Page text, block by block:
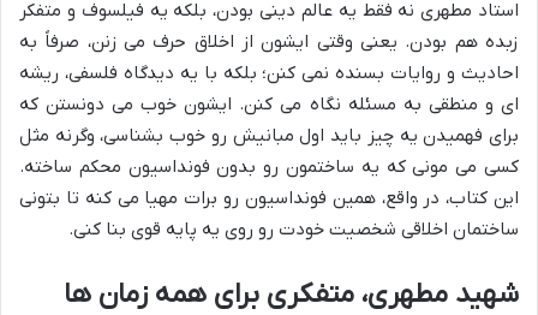
استاد مطهری نه فقط یه عالم دینی بودن، بلکه یه فیلسوف و متفکر
زبده هم بودن. یعنی وقتی ایشون از اخلاق حرف می زنن، صرفاً به
احادیث و روایات بسنده نمی کنن؛ بلکه با یه دیدگاه فلسفی، ریشه
ای و منطقی به مسئله نگاه می کنن. ایشون خوب می دونستن که
برای فهمیدن یه چیز باید اول مبانیش رو خوب بشناسی، وگرنه مثل
کسی می مونی که یه ساختمون رو بدون فونداسیون محکم ساخته.
این کتاب، در واقع، همین فونداسیون رو برات مهیا می کنه تا بتونی
ساختمان اخلاقی شخصیت خودت رو روی یه پایه قوی بنا کنی.
شهید مطهری، متفکری برای همه زمان ها